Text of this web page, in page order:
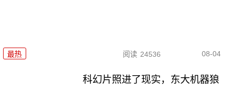
最热 阅读 24536 08-04
科幻片照进了现实，东大机器狼